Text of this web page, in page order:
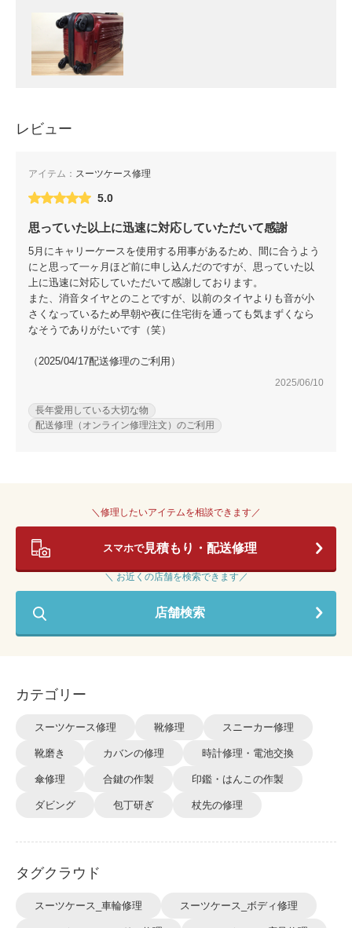
レビュー
アイテム： スーツケース修理
5.0
思っていた以上に迅速に対応していただいて感謝
5月にキャリーケースを使用する用事があるため、間に合うよう
にと思って一ヶ月ほど前に申し込んだのですが、思っていた以
上に迅速に対応していただいて感謝しております。
また、消音タイヤとのことですが、以前のタイヤよりも音が小
さくなっているため早朝や夜に住宅街を通っても気まずくなら
なそうでありがたいです（笑）
（2025/04/17配送修理のご利用）
2025/06/10
長年愛用している大切な物
配送修理（オンライン修理注文）のご利用
＼修理したいアイテムを相談できます／
スマホで見積もり・配送修理
＼ お近くの店舗を検索できます／
店舗検索
カテゴリー
スーツケース修理 靴修理 スニーカー修理
靴磨き カバンの修理 時計修理・電池交換
傘修理 合鍵の作製 印鑑・はんこの作製
ダビング 包丁研ぎ 杖先の修理
タグクラウド
スーツケース_車輪修理 スーツケース_ボディ修理